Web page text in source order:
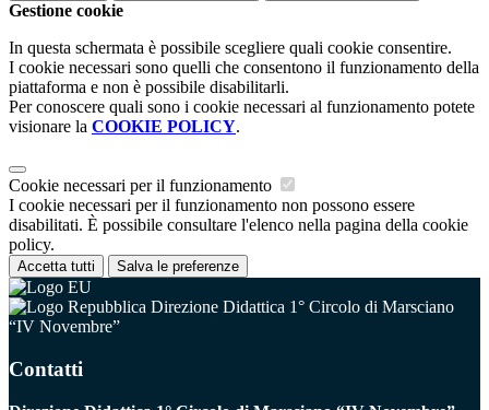
Gestione cookie
In questa schermata è possibile scegliere quali cookie consentire.
I cookie necessari sono quelli che consentono il funzionamento della
piattaforma e non è possibile disabilitarli.
Per conoscere quali sono i cookie necessari al funzionamento potete
visionare la COOKIE POLICY.
Cookie necessari per il funzionamento
I cookie necessari per il funzionamento non possono essere
disabilitati. È possibile consultare l'elenco nella pagina della cookie
policy.
Accetta tutti Salva le preferenze
Direzione Didattica 1° Circolo di Marsciano
“IV Novembre”
Contatti